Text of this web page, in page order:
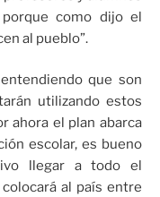
como dijo el
al pueblo”.
que son
utilizando estos
ahora el plan abarca
escolar, es bueno
llegar a todo el
al país entre